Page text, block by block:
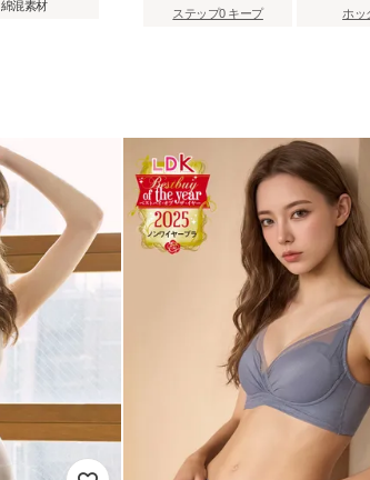
綿混素材
ステップ0 キープ ホッ